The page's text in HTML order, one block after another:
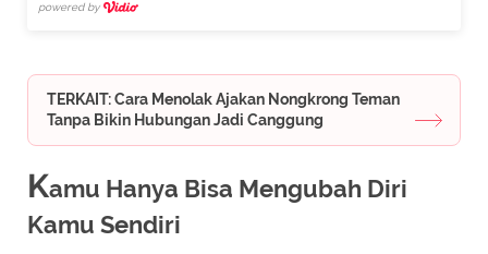
powered by
TERKAIT: Cara Menolak Ajakan Nongkrong Teman
Tanpa Bikin Hubungan Jadi Canggung
Kamu Hanya Bisa Mengubah Diri
Kamu Sendiri